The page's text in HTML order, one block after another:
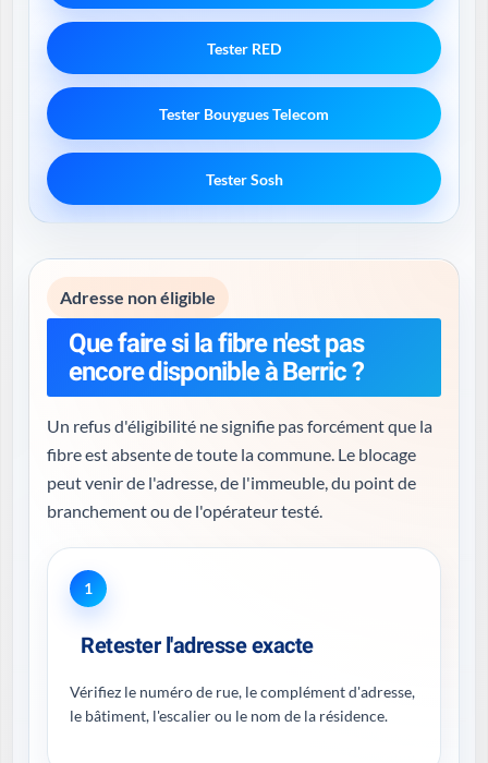
Tester RED
Tester Bouygues Telecom
Tester Sosh
Adresse non éligible
Que faire si la fibre n'est pas
encore disponible à Berric ?
Un refus d'éligibilité ne signifie pas forcément que la
fibre est absente de toute la commune. Le blocage
peut venir de l'adresse, de l'immeuble, du point de
branchement ou de l'opérateur testé.
1
Retester l'adresse exacte
Vérifiez le numéro de rue, le complément d'adresse,
le bâtiment, l'escalier ou le nom de la résidence.